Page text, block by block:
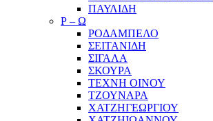
ΠΑΥΛΙΔΗ
Ρ – Ω
ΡΟΔΑΜΠΕΛΟ
ΣΕΙΤΑΝΙΔΗ
ΣΙΓΑΛΑ
ΣΚΟΥΡΑ
ΤΕΧΝΗ ΟΙΝΟΥ
ΤΖΟΥΝΑΡΑ
ΧΑΤΖΗΓΕΩΡΓΙΟΥ